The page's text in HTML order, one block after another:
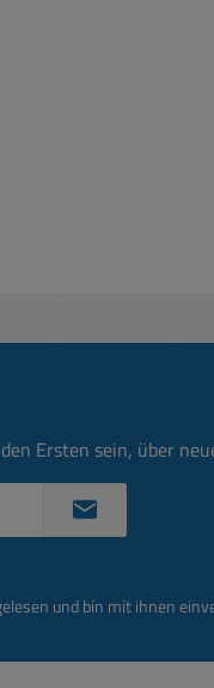
Ersten sein, über
und bin mit ihnen